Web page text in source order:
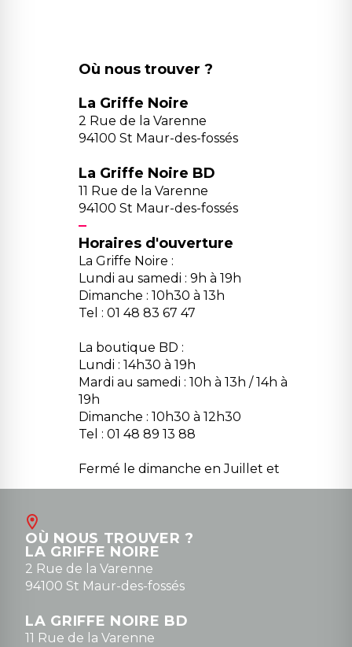
Où nous trouver ?
La Griffe Noire
2 Rue de la Varenne
94100 St Maur-des-fossés
La Griffe Noire BD
11 Rue de la Varenne
94100 St Maur-des-fossés
Horaires d'ouverture
La Griffe Noire :
Lundi au samedi : 9h à 19h
Dimanche : 10h30 à 13h
Tel : 01 48 83 67 47
La boutique BD :
Lundi : 14h30 à 19h
Mardi au samedi : 10h à 13h / 14h à
19h
Dimanche : 10h30 à 12h30
Tel : 01 48 89 13 88
Fermé le dimanche en Juillet et
Août
contact@la-griffe-noire.com
0148836747
OÙ NOUS TROUVER ?
LA GRIFFE NOIRE
2 Rue de la Varenne
94100 St Maur-des-fossés
LA GRIFFE NOIRE BD
11 Rue de la Varenne